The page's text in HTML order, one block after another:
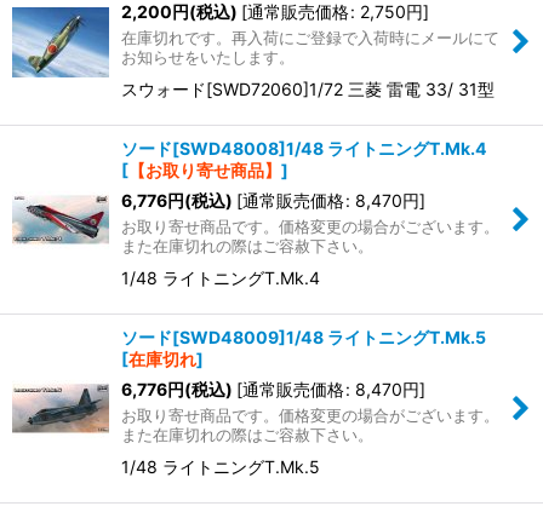
2,200円(税込) [通常販売価格: 2,750円]
在庫切れです。再入荷にご登録で入荷時にメールにて
お知らせをいたします。
スウォード[SWD72060]1/72 三菱 雷電 33/ 31型
ソード[SWD48008]1/48 ライトニングT.Mk.4
[ 【お取り寄せ商品】 ]
6,776円(税込) [通常販売価格: 8,470円]
お取り寄せ商品です。価格変更の場合がございます。
また在庫切れの際はご容赦下さい。
1/48 ライトニングT.Mk.4
ソード[SWD48009]1/48 ライトニングT.Mk.5
[在庫切れ]
6,776円(税込) [通常販売価格: 8,470円]
お取り寄せ商品です。価格変更の場合がございます。
また在庫切れの際はご容赦下さい。
1/48 ライトニングT.Mk.5